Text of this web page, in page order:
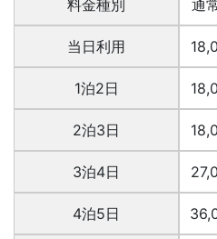
料金種別
当日利用
1泊2日
2泊3日
3泊4日
4泊5日
通